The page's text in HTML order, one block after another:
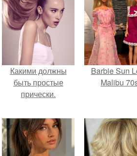
Какими должны
быть простые
прически.
Barbie Sun
Malibu